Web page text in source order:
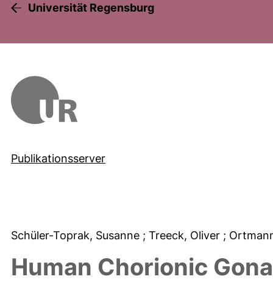
Universität Regensburg
Publikationsserver
Schüler-Toprak, Susanne ; Treeck, Oliver ;
Human Chorionic